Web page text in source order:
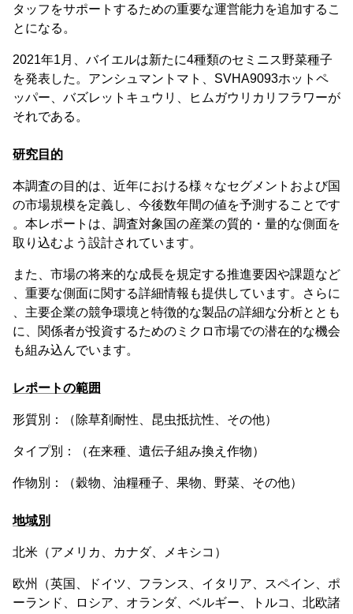
タッフをサポートするための重要な運営能力を追加するこ
とになる。
2021年1月、バイエルは新たに4種類のセミニス野菜種子
を発表した。アンシュマントマト、SVHA9093ホットペ
ッパー、バズレットキュウリ、ヒムガウリカリフラワーが
それである。
研究目的
本調査の目的は、近年における様々なセグメントおよび国
の市場規模を定義し、今後数年間の値を予測することです
。本レポートは、調査対象国の産業の質的・量的な側面を
取り込むよう設計されています。
また、市場の将来的な成長を規定する推進要因や課題など
、重要な側面に関する詳細情報も提供しています。さらに
、主要企業の競争環境と特徴的な製品の詳細な分析ととも
に、関係者が投資するためのミクロ市場での潜在的な機会
も組み込んでいます。
レポートの範囲
形質別：（除草剤耐性、昆虫抵抗性、その他）
タイプ別：（在来種、遺伝子組み換え作物）
作物別：（穀物、油糧種子、果物、野菜、その他）
地域別
北米（アメリカ、カナダ、メキシコ）
欧州（英国、ドイツ、フランス、イタリア、スペイン、ポ
ーランド、ロシア、オランダ、ベルギー、トルコ、北欧諸